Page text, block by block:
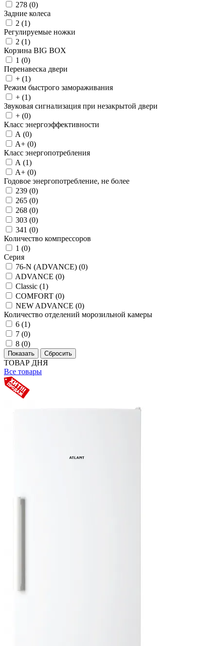
278 (0)
Задние колеса
2 (1)
Регулируемые ножки
2 (1)
Корзина BIG BOX
1 (0)
Перенавеска двери
+ (1)
Режим быстрого замораживания
+ (1)
Звуковая сигнализация при незакрытой двери
+ (0)
Класс энергоэффективности
A (0)
A+ (0)
Класс энергопотребления
A (1)
A+ (0)
Годовое энергопотребление, не более
239 (0)
265 (0)
268 (0)
303 (0)
341 (0)
Количество компрессоров
1 (0)
Серия
76-N (ADVANCE) (0)
ADVANCE (0)
Classic (1)
COMFORT (0)
NEW ADVANCE (0)
Количество отделений морозильной камеры
6 (1)
7 (0)
8 (0)
ТОВАР ДНЯ
Все товары